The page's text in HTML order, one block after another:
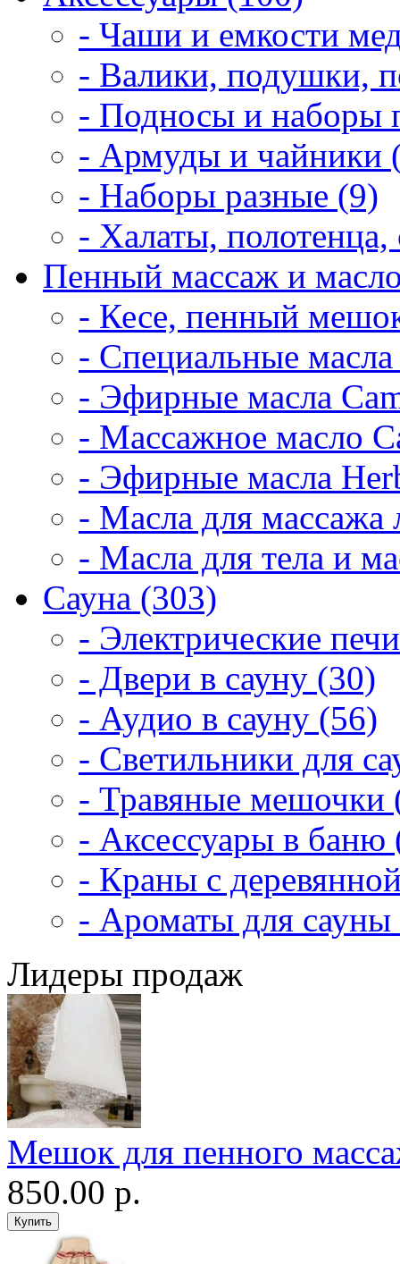
- Чаши и емкости
- Валики, подушки,
- Подносы и наборы
- Армуды и чайники
- Наборы разные (9)
- Халаты, полотенца,
Пенный массаж и
- Кесе, пенный
- Специальные
- Эфирные масла
- Массажное масло
- Эфирные масла
- Масла для массажа
- Масла для тела и
Сауна (303)
- Электрические
- Двери в сауну (30)
- Аудио в сауну (56)
- Светильники для
- Травяные мешочки
- Аксессуары в баню
- Краны с
- Ароматы для
Лидеры продаж
Мешок для пенного
850.00 р.